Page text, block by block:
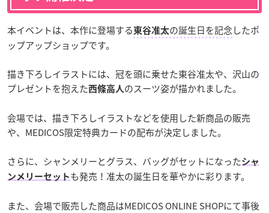
本イベントは、本作に登場する 東谷准太の誕生日を記念したポ
ップアップショップです。
描き下ろしイラストには、冠を頭に乗せた東谷准太や、沢山の
プレゼントを抱えた西條高人 のスーツ姿が描かれました。
会場では、描き下ろしイラストなどを使用した新商品の販売
や、MEDICOS限定特典カードの配布が決定しました。
さらに、シャンメリーとグラス、バッグがセットになったシャ
ンメリーセット も発売！准太の誕生日を華やかに彩ります。
また、会場で販売した商品はMEDICOS ONLINE SHOPにて事後